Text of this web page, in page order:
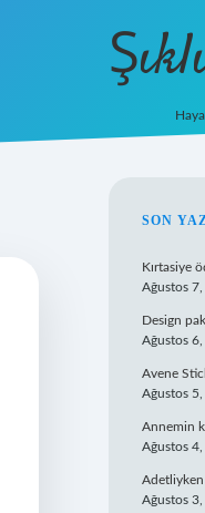
SON
Kırtasiye
Ağustos
Design
Ağustos
Avene
Ağustos
Annemin
Ağustos
Adetliyken
Ağustos